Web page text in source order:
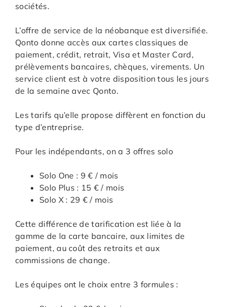
sociétés.
L’offre de service de la néobanque est diversifiée.
Qonto donne accès aux cartes classiques de
paiement, crédit, retrait, Visa et Master Card,
prélèvements bancaires, chèques, virements. Un
service client est à votre disposition tous les jours
de la semaine avec Qonto.
Les tarifs qu’elle propose diffèrent en fonction du
type d’entreprise.
Pour les indépendants, on a 3 offres solo
Solo One : 9 € / mois
Solo Plus : 15 € / mois
Solo X : 29 € / mois
Cette différence de tarification est liée à la
gamme de la carte bancaire, aux limites de
paiement, au coût des retraits et aux
commissions de change.
Les équipes ont le choix entre 3 formules :